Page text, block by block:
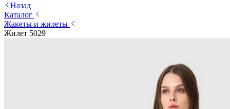
Назад
Каталог
Жакеты и жилеты
Жилет 5029